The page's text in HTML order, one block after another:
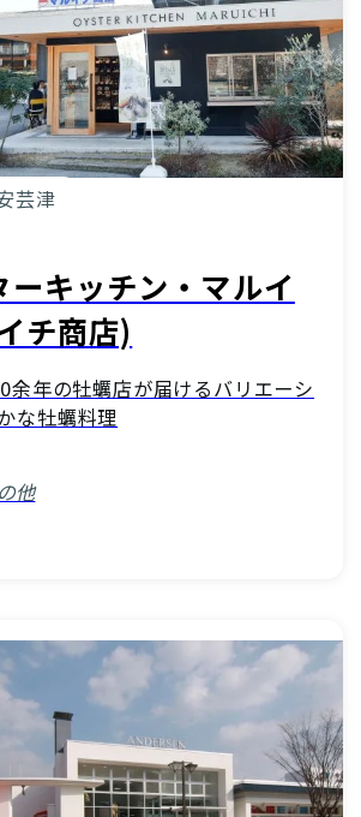
芸津
ーキッチン・マルイ
チ商店)
余年の牡蠣店が届けるバリエーシ
な牡蠣料理
他